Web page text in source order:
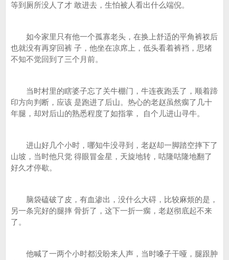
等到厕所没人了才 敢进去，生怕被人看出什么端倪。
如今家里只有他一个孤寡老头，在换上舒适的平角裤衩后
也就没有再穿回裤 子，他坐在凉席上，低头看着裤裆，思绪
不知不觉回到了三个月前。
当时村里的瞎婆子忘了关牛棚门，牛连夜跑丢了，顺着蹄
印方向判断，应该 是跑进了后山。热心的老赵虽然瘸了几十
年腿，却对后山的熟悉程度了如指掌， 自个儿进山寻牛。
进山好几个小时，哪知牛没寻到，老赵却一脚踏空摔下了
山坡，当时他只觉 得眼冒金星，天旋地转，咕隆咕隆地翻了
好久才停歇。
脑袋磕破了皮，有血渗出，没什么大碍，比较麻烦的是，
另一条完好的腿摔 骨折了，这下一折一瘸，老赵彻底起不来
了。
他喊了一两个小时都没盼来人声，当时嗓子干哑，腿跟肿